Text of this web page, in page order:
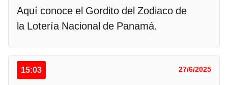
Aquí conoce el Gordito del Zodiaco de
la Lotería Nacional de Panamá.
15:03 27/6/2025